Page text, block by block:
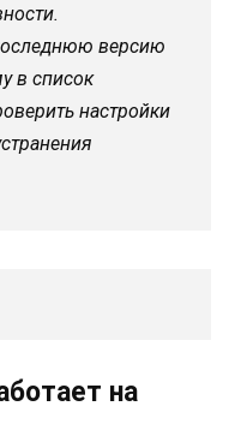
версию
в список
настройки
на